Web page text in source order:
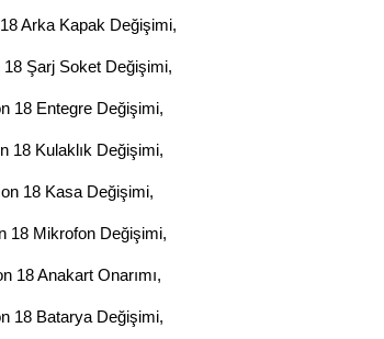
Arka Kapak Değişimi,
Şarj Soket Değişimi,
18 Entegre Değişimi,
18 Kulaklık Değişimi,
18 Kasa Değişimi,
18 Mikrofon Değişimi,
18 Anakart Onarımı,
18 Batarya Değişimi,